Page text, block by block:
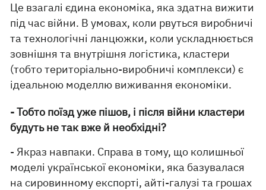
Це взагалі єдина економіка, яка здатна вижити
під час війни. В умовах, коли рвуться виробничі
та технологічні ланцюжки, коли ускладнюється
зовнішня та внутрішня логістика, кластери
(тобто територіально-виробничі комплекси) є
ідеальною моделлю виживання економіки.
- Тобто поїзд уже пішов, і після війни кластери
будуть не так вже й необхідні?
- Якраз навпаки. Справа в тому, що колишньої
моделі української економіки, яка базувалася
на сировинному експорті, айті-галузі та грошах